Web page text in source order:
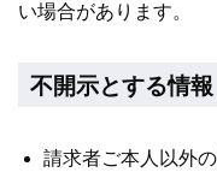
い場合があります。
不開示とする情
請求者ご本人以外